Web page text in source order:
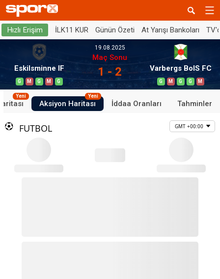
Hızlı Erişim İLK11 KUR Günün Özeti At Yarışı Bankoları
Eskilsminne IF
G M G M G
19.08.2025
Maç Sonu
1 - 2 Varbergs BoIS FC
G M G G M
Yeni
Aksiyon Haritası
Yeni
İddaa Oranları Tahminler
FUTBOL GMT +00:00